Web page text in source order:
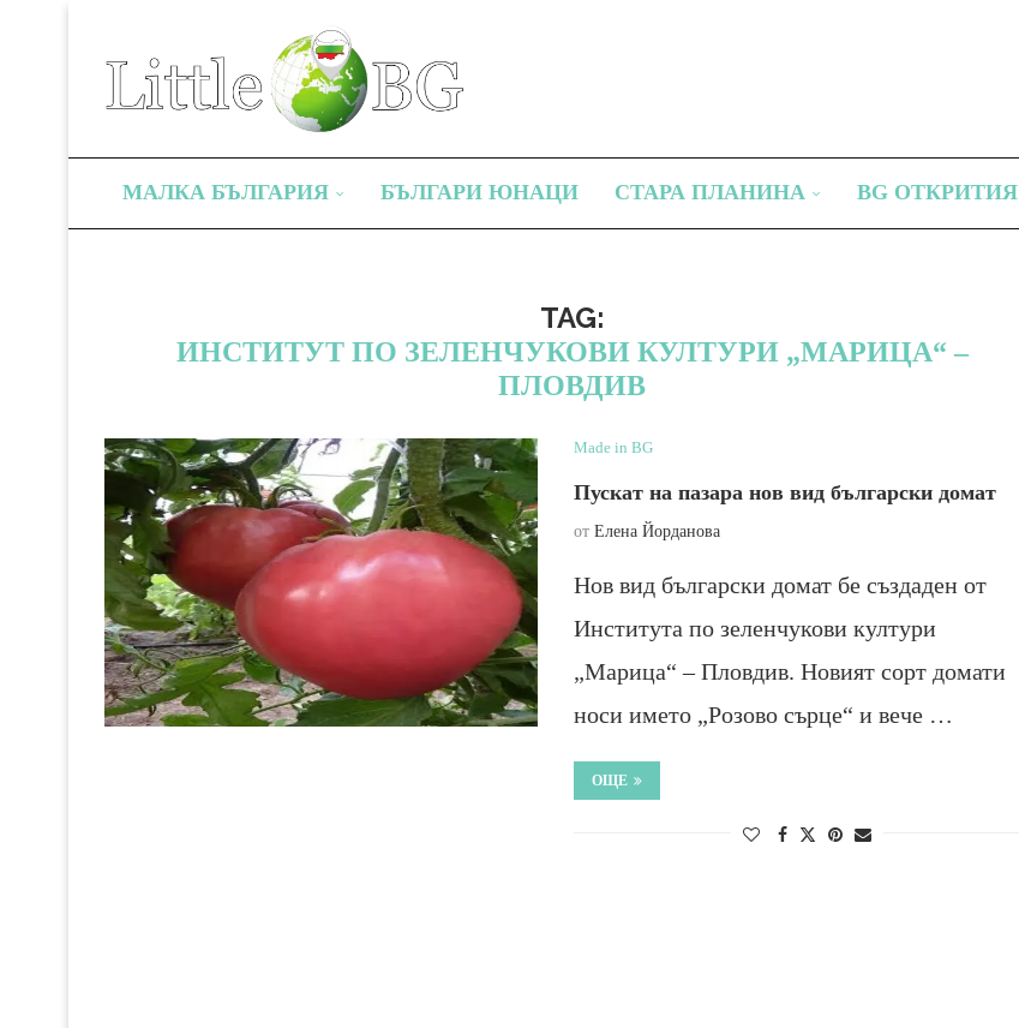
МАЛКА БЪЛГАРИЯ БЪЛГАРИ ЮНАЦИ СТАРА ПЛАНИНА BG ОТКРИТИЯ
TAG:
ИНСТИТУТ ПО ЗЕЛЕНЧУКОВИ КУЛТУРИ „МАРИЦА“ –
ПЛОВДИВ
Made in BG
Пускат на пазара нов вид български домат
от Елена Йорданова
Нов вид български домат бе създаден от
Института по зеленчукови култури
„Марица“ – Пловдив. Новият сорт домати
носи името „Розово сърце“ и вече …
ОЩЕ